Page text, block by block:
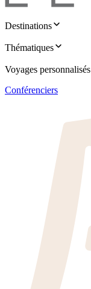
Destinations
Thématiques
Voyages personnalisés
Conférenciers